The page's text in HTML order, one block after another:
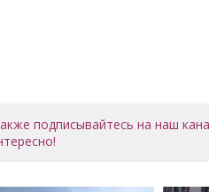
подписывайтесь на наш